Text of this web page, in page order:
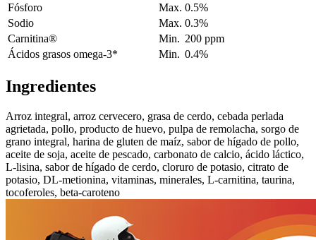
Fósforo Max. 0.5%
Sodio
Max. 0.3%
Carnitina®
Min. 200 ppm
Ácidos grasos omega-3*
Min. 0.4%
Ingredientes
Arroz integral, arroz cervecero, grasa de cerdo, cebada perlada
agrietada, pollo, producto de huevo, pulpa de remolacha, sorgo de
grano integral, harina de gluten de maíz, sabor de hígado de pollo,
aceite de soja, aceite de pescado, carbonato de calcio, ácido láctico,
L-lisina, sabor de hígado de cerdo, cloruro de potasio, citrato de
potasio, DL-metionina, vitaminas, minerales, L-carnitina, taurina,
tocoferoles, beta-caroteno